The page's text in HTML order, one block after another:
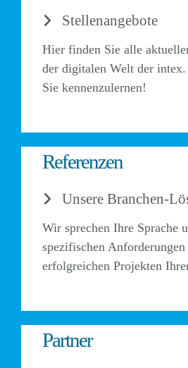
Stellenangebote
Hier finden Sie alle
der digitalen Welt der
Sie kennenzulernen!
Referenzen
Unsere Branchen-
Wir sprechen Ihre Sprache
spezifischen Anforderungen
erfolgreichen Projekten
Partner